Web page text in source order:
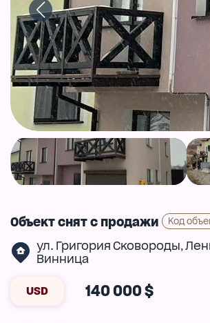
Объект снят с продажи Код
ул. Григория Сковороды,
Винница
USD 140 000 $